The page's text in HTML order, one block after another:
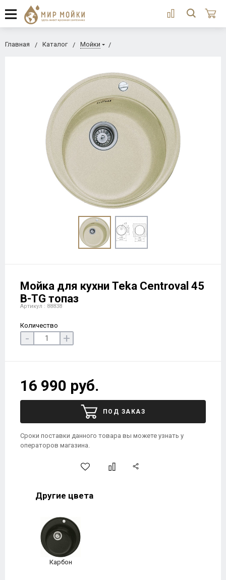
Главная Каталог Мойки
Мойка для кухни Teka Centroval 45
B-TG топаз
Артикул : 88838
Количество
- +
16 990 руб.
ПОД ЗАКАЗ
Сроки поставки данного товара вы можете узнать у
операторов магазина.
Другие цвета
Карбон